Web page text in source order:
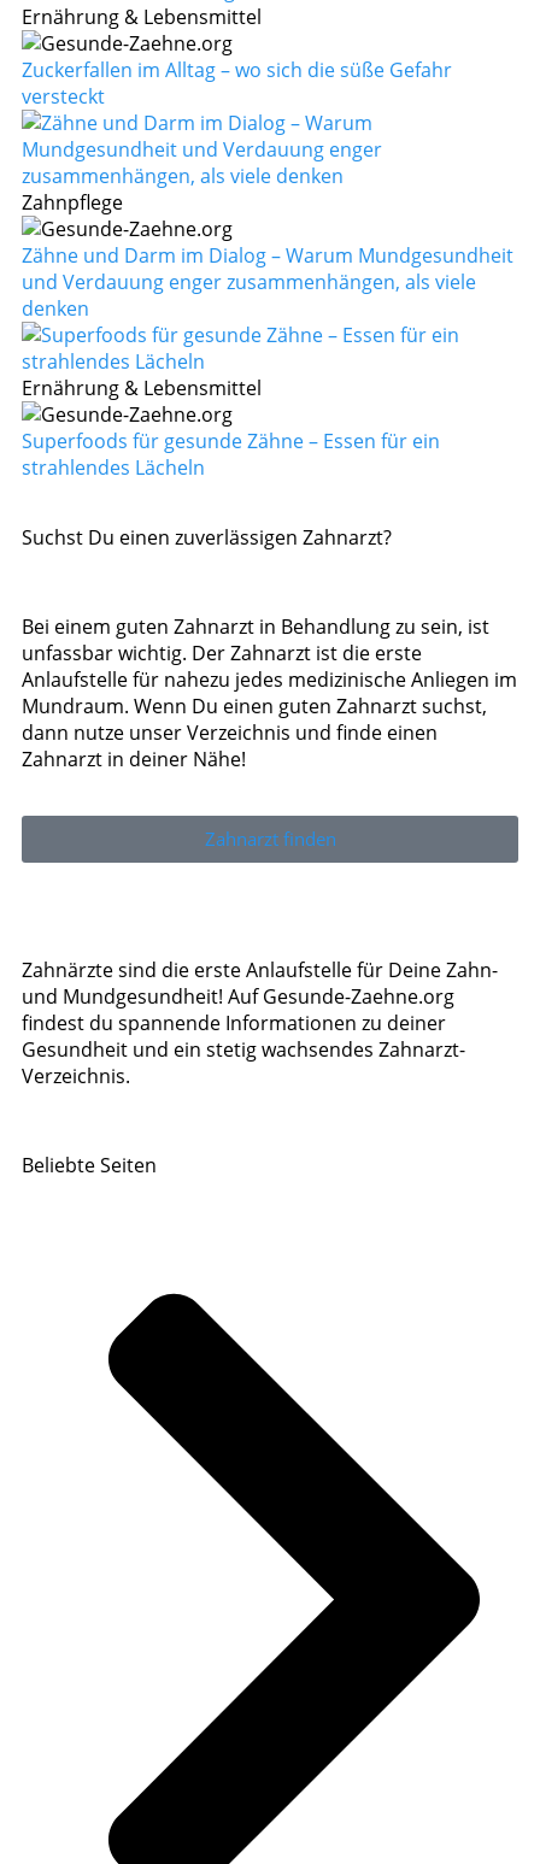
Ernährung & Lebensmittel
Zuckerfallen im Alltag – wo sich die süße Gefahr
versteckt
Zahnpflege
Zähne und Darm im Dialog – Warum Mundgesundheit
und Verdauung enger zusammenhängen, als viele
denken
Ernährung & Lebensmittel
Superfoods für gesunde Zähne – Essen für ein
strahlendes Lächeln
Suchst Du einen zuverlässigen Zahnarzt?
Bei einem guten Zahnarzt in Behandlung zu sein, ist
unfassbar wichtig. Der Zahnarzt ist die erste
Anlaufstelle für nahezu jedes medizinische Anliegen im
Mundraum. Wenn Du einen guten Zahnarzt suchst,
dann nutze unser Verzeichnis und finde einen
Zahnarzt in deiner Nähe!
Zahnarzt finden
Zahnärzte sind die erste Anlaufstelle für Deine Zahn-
und Mundgesundheit! Auf Gesunde-Zaehne.org
findest du spannende Informationen zu deiner
Gesundheit und ein stetig wachsendes Zahnarzt-
Verzeichnis.
Beliebte Seiten